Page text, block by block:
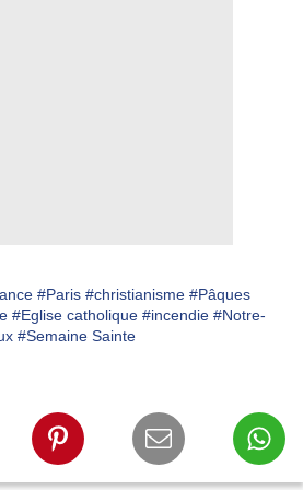
#Paris #christianisme #Pâques
#Eglise catholique #incendie #Notre-
#Semaine Sainte